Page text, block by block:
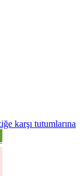
karşı tutumlarına